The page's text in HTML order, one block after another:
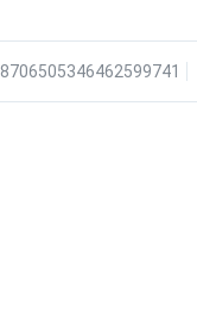
8706505346462599741